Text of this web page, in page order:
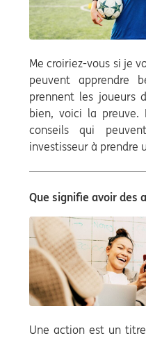
Me croiriez-vous si je
peuvent apprendre
prennent les joueurs
bien, voici la preuve.
conseils qui
investisseur à prendre
Que signifie avoir des
Une action est un